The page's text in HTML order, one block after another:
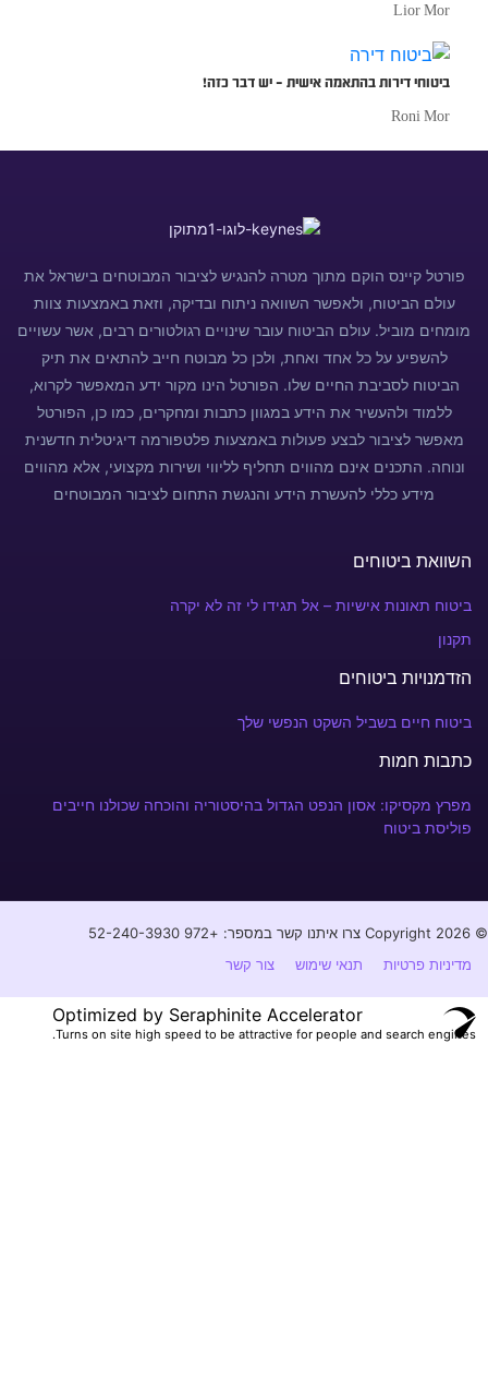
Lior Mor
ביטוחי דירות בהתאמה אישית – יש דבר כזה!
Roni Mor
פורטל קיינס הוקם מתוך מטרה להנגיש לציבור המבוטחים בישראל את
עולם הביטוח, ולאפשר השוואה ניתוח ובדיקה, וזאת באמצעות צוות
מומחים מוביל. עולם הביטוח עובר שינויים רגולטורים רבים, אשר עשויים
להשפיע על כל אחד ואחת, ולכן כל מבוטח חייב להתאים את תיק
הביטוח לסביבת החיים שלו. הפורטל הינו מקור ידע המאפשר לקרוא,
ללמוד ולהעשיר את הידע במגוון כתבות ומחקרים, כמו כן, הפורטל
מאפשר לציבור לבצע פעולות באמצעות פלטפורמה דיגיטלית חדשנית
ונוחה. התכנים אינם מהווים תחליף לליווי ושירות מקצועי, אלא מהווים
מידע כללי להעשרת הידע והנגשת התחום לציבור המבוטחים
השוואת ביטוחים
ביטוח תאונות אישיות – אל תגידו לי זה לא יקרה
תקנון
הזדמנויות ביטוחים
ביטוח חיים בשביל השקט הנפשי שלך
כתבות חמות
מפרץ מקסיקו: אסון הנפט הגדול בהיסטוריה והוכחה שכולנו חייבים
פוליסת ביטוח
© Copyright 2026 צרו איתנו קשר במספר: +972 52-240-3930⁩
מדיניות פרטיות
תנאי שימוש צור קשר
Optimized by Seraphinite Accelerator
Turns on site high speed to be attractive for people and search engines.